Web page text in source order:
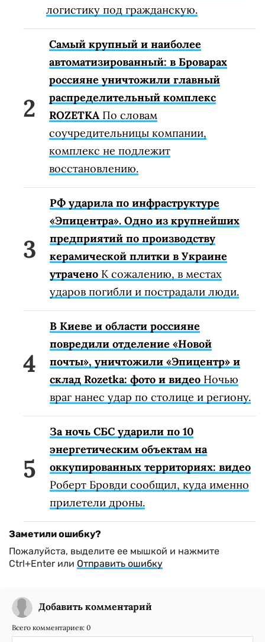
логистику под гражданскую.
Самый крупный и наиболее
автоматизированный: в Броварах
россияне уничтожили главный
распределительный комплекс
ROZETKA По словам
соучредительницы компании,
комплекс не подлежит
восстановлению.
РФ ударила по инфраструктуре
«Эпицентра». Одно из крупнейших
предприятий по производству
керамической плитки в Украине
утрачено К сожалению, в местах
ударов погибли и пострадали люди.
В Киеве и области россияне
повредили отделение «Новой
почты», уничтожили «Эпицентр» и
склад Rozetka: фото и видео Ночью
враг нанес удар по столице и региону.
За ночь СБС ударили по 10
энергетическим объектам на
оккупированных территориях: видео
Роберт Бровди сообщил, куда именно
прилетели дроны.
Заметили ошибку?
Пожалуйста, выделите ее мышкой и нажмите
Ctrl+Enter или Отправить ошибку
Добавить комментарий
Всего комментариев: 0